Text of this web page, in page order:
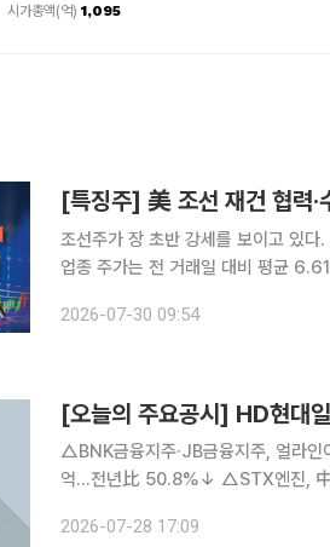
시가총액(억) 1,095
[특징주] 美 조선 재건 협력
조선주가 장 초반 강세를 보이고 있다. 30일 한국거래소에 따르면 이날 오전 9시 40분 기준 조선
업종 주가는 전 거래일 대비 평균
전 거래일 대비 10.55% 오른 20만
2026-07-30 09:54
[오늘의 주요공시] HD현대
△BNK금융지주·JB금융지주, 얼라
억…전년比 50.8%↓ △STX엔진, 中
화시스템, 2분기 영업익 1037억…
2026-07-28 17:09